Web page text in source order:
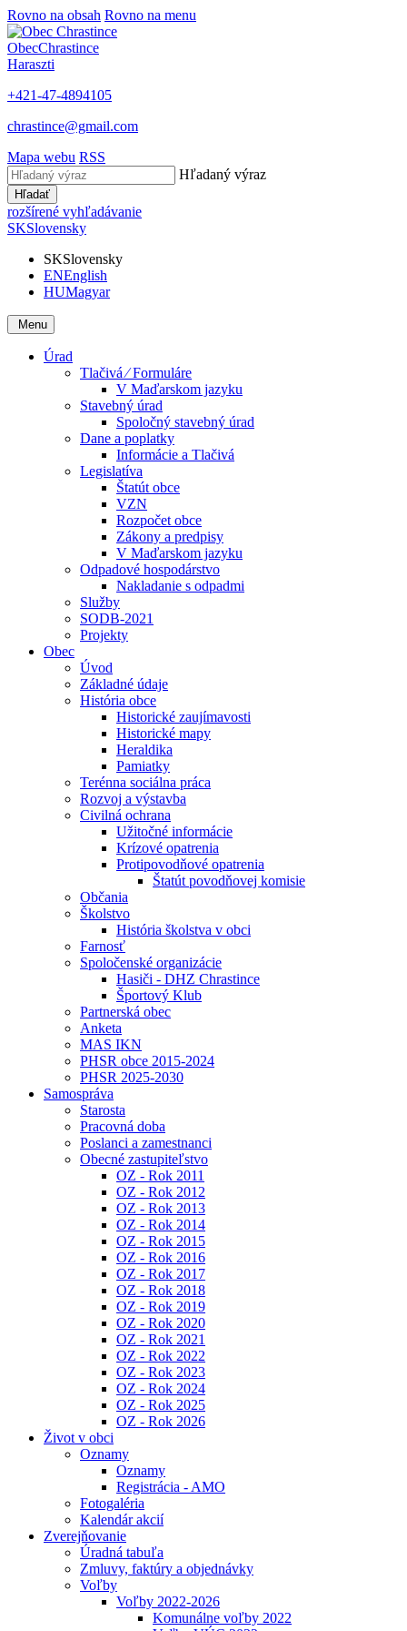
Rovno na obsah Rovno na menu
ObecChrastince
Haraszti
+421-47-4894105
chrastince@gmail.com
Mapa webu RSS
Hľadaný výraz
Hľadať
rozšírené vyhľadávanie
SKSlovensky
SKSlovensky
ENEnglish
HUMagyar
Menu
Úrad
Tlačivá ⁄ Formuláre
V Maďarskom jazyku
Stavebný úrad
Spoločný stavebný úrad
Dane a poplatky
Informácie a Tlačivá
Legislatíva
Štatút obce
VZN
Rozpočet obce
Zákony a predpisy
V Maďarskom jazyku
Odpadové hospodárstvo
Nakladanie s odpadmi
Služby
SODB-2021
Projekty
Obec
Úvod
Základné údaje
História obce
Historické zaujímavosti
Historické mapy
Heraldika
Pamiatky
Terénna sociálna práca
Rozvoj a výstavba
Civilná ochrana
Užitočné informácie
Krízové opatrenia
Protipovodňové opatrenia
Štatút povodňovej komisie
Občania
Školstvo
História školstva v obci
Farnosť
Spoločenské organizácie
Hasiči - DHZ Chrastince
Športový Klub
Partnerská obec
Anketa
MAS IKN
PHSR obce 2015-2024
PHSR 2025-2030
Samospráva
Starosta
Pracovná doba
Poslanci a zamestnanci
Obecné zastupiteľstvo
OZ - Rok 2011
OZ - Rok 2012
OZ - Rok 2013
OZ - Rok 2014
OZ - Rok 2015
OZ - Rok 2016
OZ - Rok 2017
OZ - Rok 2018
OZ - Rok 2019
OZ - Rok 2020
OZ - Rok 2021
OZ - Rok 2022
OZ - Rok 2023
OZ - Rok 2024
OZ - Rok 2025
OZ - Rok 2026
Život v obci
Oznamy
Oznamy
Registrácia - AMO
Fotogaléria
Kalendár akcií
Zverejňovanie
Úradná tabuľa
Zmluvy, faktúry a objednávky
Voľby
Voľby 2022-2026
Komunálne voľby 2022